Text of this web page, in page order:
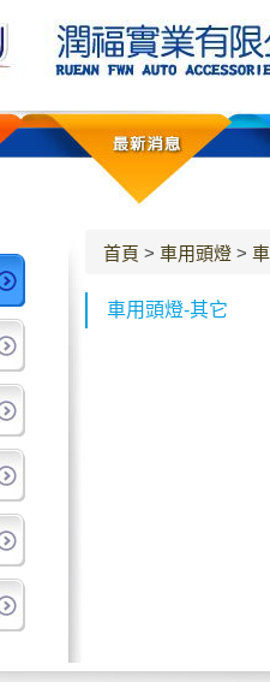
首頁 > 車用頭燈 >
車用頭燈-其它